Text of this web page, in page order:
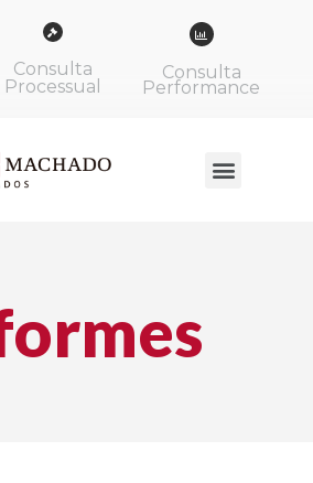
Consulta
Processual
Consulta
Performance